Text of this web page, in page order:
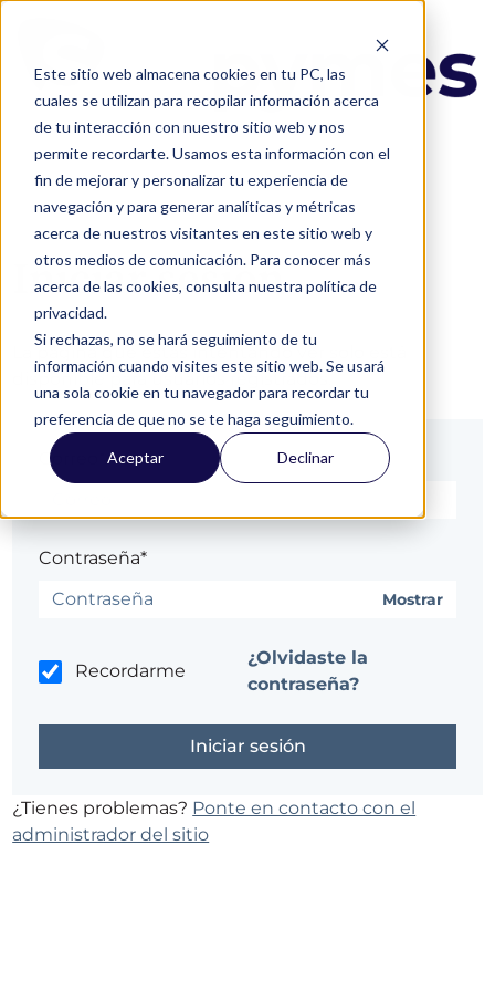
Este sitio web almacena cookies en tu PC, las
cuales se utilizan para recopilar información acerca
de tu interacción con nuestro sitio web y nos
permite recordarte. Usamos esta información con el
fin de mejorar y personalizar tu experiencia de
navegación y para generar analíticas y métricas
acerca de nuestros visitantes en este sitio web y
otros medios de comunicación. Para conocer más
acerca de las cookies, consulta nuestra política de
privacidad.
Si rechazas, no se hará seguimiento de tu
información cuando visites este sitio web. Se usará
una sola cookie en tu navegador para recordar tu
preferencia de que no se te haga seguimiento.
Aceptar Declinar
Iniciar sesión
La página que estás intentando ver solo está
disponible para usuarios registrados.
Correo*
Contraseña*
Mostrar
Recordarme
¿Olvidaste la
contraseña?
¿Tienes problemas? Ponte en contacto con el
administrador del sitio